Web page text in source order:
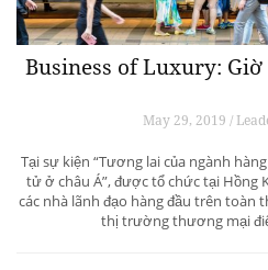
Business of Luxury:
May 29, 2019 /
Tại sự kiện “Tương lai của ngành
tử ở châu Á”, được tổ chức tại Hồng
các nhà lãnh đạo hàng đầu trên toàn
thị trường thương mại